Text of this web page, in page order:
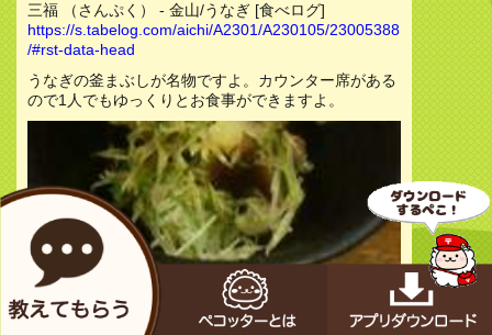
三福 （さんぷく） - 金山/うなぎ [食べログ]
https://s.tabelog.com/aichi/A2301/A230105/23005388
/#rst-data-head
うなぎの釜まぶしが名物ですよ。カウンター席がある
ので1人でもゆっくりとお食事ができますよ。